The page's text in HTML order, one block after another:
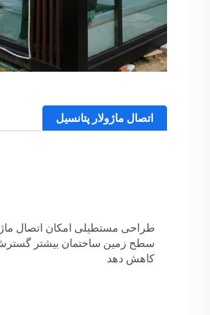
اتصال ماژولار پتانسیل
طراحی مستطیلی امکان اتصال
سطح زمین ساختمان بیشتر
کاهش دهد